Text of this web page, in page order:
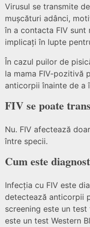
Virusul se transmite
mușcături adânci,
în a contacta FIV
implicați în lupte
În cazul puilor de
la mama FIV-pozitivă
anticorpii înainte de a
FIV se poate
Nu. FIV afectează
între specii.
Cum este
Infecția cu FIV este
detectează anticorpii
screening este un
este un test Western